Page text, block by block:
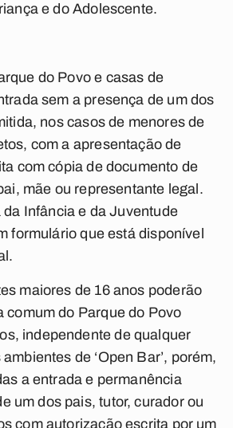
e do Adolescente.
do Povo e casas de
sem a presença de um dos
nos casos de menores de
com a apresentação de
com cópia de documento de
mãe ou representante legal.
da Infância e da Juventude
formulário que está disponível
maiores de 16 anos poderão
comum do Parque do Povo
independente de qualquer
de ‘Open Bar’, porém,
a entrada e permanência
um dos pais, tutor, curador ou
com autorização escrita por um